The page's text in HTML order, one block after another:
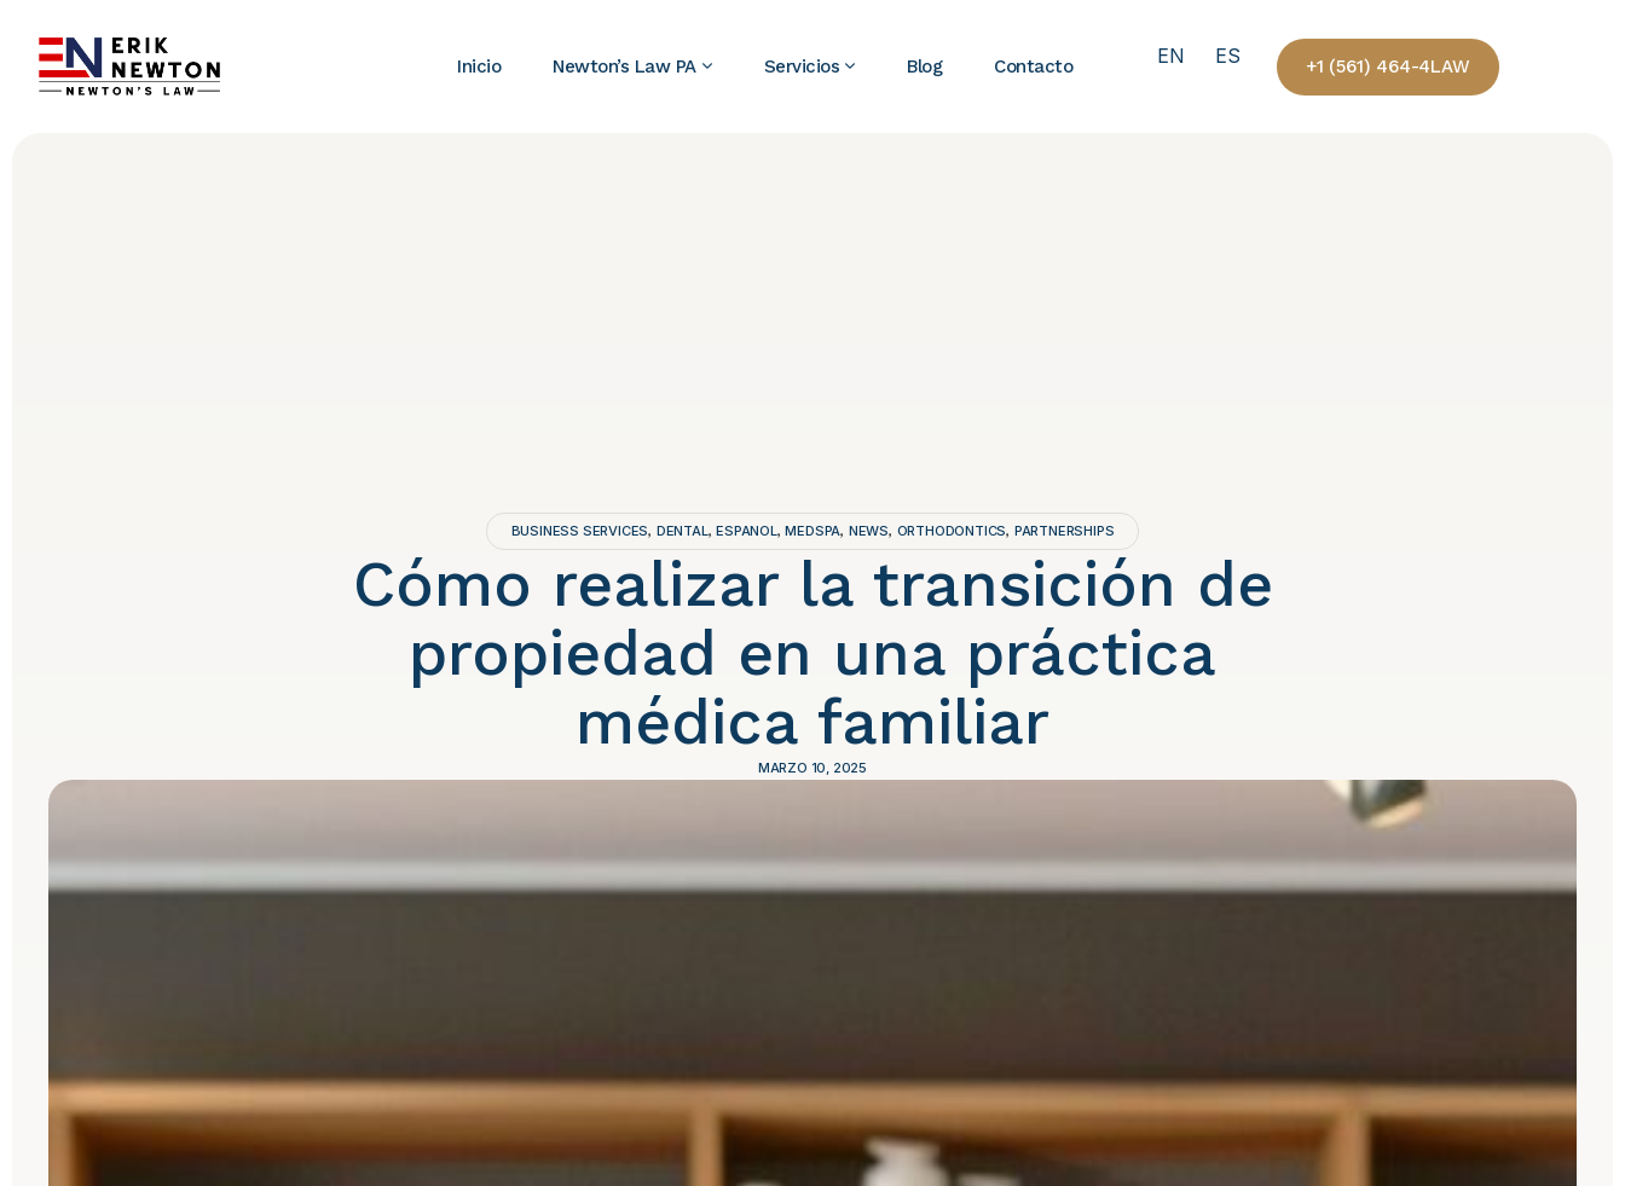
Inicio Newton’s Law PA Servicios Blog Contacto EN ES +1 (561) 464-4LAW
BUSINESS SERVICES, DENTAL ,ESPANOL ,MEDSPA, NEWS, ORTHODONTICS, PARTNERSHIPS
Cómo realizar la transición de
propiedad en una práctica
médica familiar
MARZO 10, 2025